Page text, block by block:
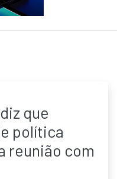
que
política
reunião com